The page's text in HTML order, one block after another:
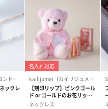
名入れコンパクトミラー：長さ
さ10mm
キーホルダー：長さ25〜
さ2〜5mm
名入れコンパクトミラー1個
キーホルダー1個
名入れコンパクトミラー：長さ
高さ50mm
キーホルダ：長さ150mm×幅